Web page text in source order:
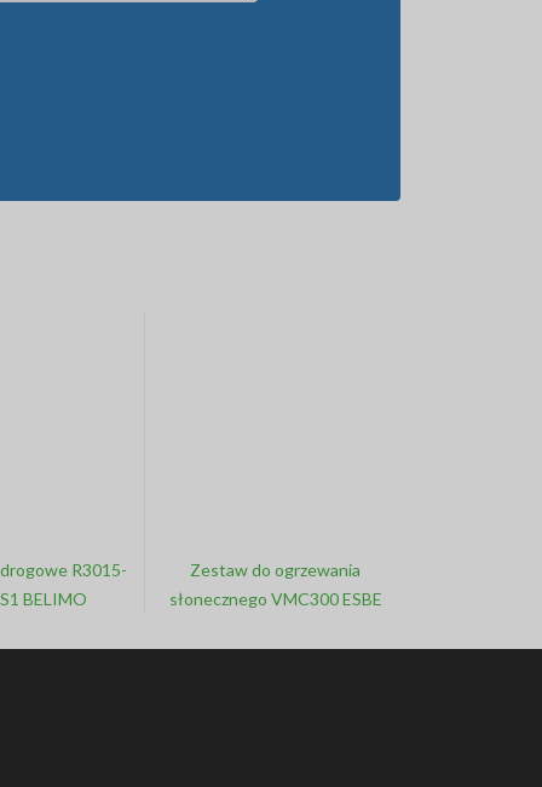
R3015-
BELIMO
Zestaw do ogrzewania
słonecznego VMC300 ESBE